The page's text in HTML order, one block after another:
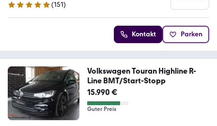
4.8 Sterne
(151)
Kontakt Parken
Volkswagen Touran Highline R-
Line BMT/Start-Stopp
15.990 €
Guter Preis